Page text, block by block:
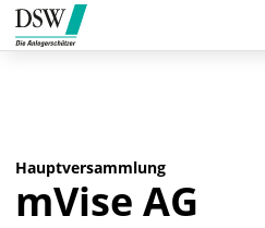
Direkt
zum
Inhalt
Direkt
zum
Hauptmenu
Direkt
zur
Suche
Direkt
zum
Footer
Hauptversammlung
mVise AG